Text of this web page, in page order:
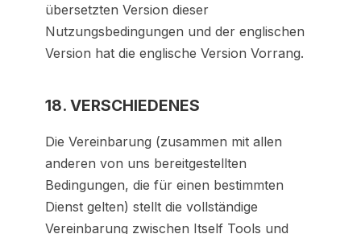
übersetzten Version dieser
Nutzungsbedingungen und der englischen
Version hat die englische Version Vorrang.
18. VERSCHIEDENES
Die Vereinbarung (zusammen mit allen
anderen von uns bereitgestellten
Bedingungen, die für einen bestimmten
Dienst gelten) stellt die vollständige
Vereinbarung zwischen Itself Tools und